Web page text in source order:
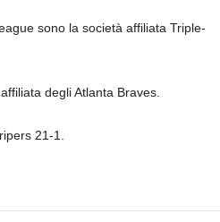
sono la società affiliata Triple-
degli Atlanta Braves.
21-1.